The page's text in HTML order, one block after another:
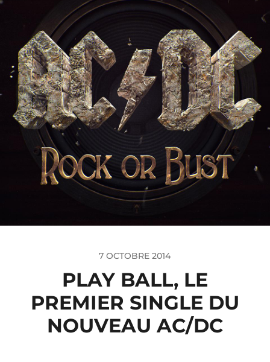
7 OCTOBRE 2014
PLAY BALL, LE
PREMIER SINGLE DU
NOUVEAU AC/DC